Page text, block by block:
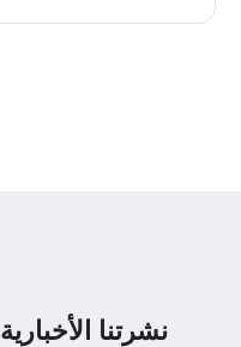
نشرتنا الأخبارية